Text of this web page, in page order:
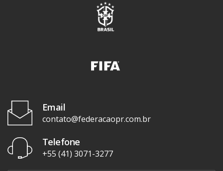
Email
contato@federacaopr.com.br
Telefone
+55 (41) 3071-3277